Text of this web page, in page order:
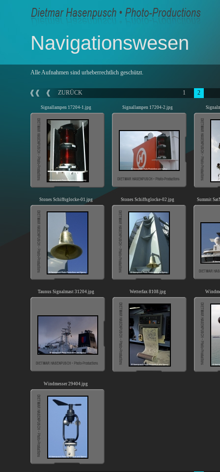
Navigationswesen
Alle Aufnahmen sind urheberrechtlich geschützt.
ZURÜCK 1 2
Signallampen 17204-1.jpg Signallampen 17204-2.jpg
Stones Schiffsglocke-01.jpg Stones Schiffsglocke-02.jpg Summit
Taunus Signalmast 31204.jpg Wetterfax 8108.jpg
Windmesser 29404.jpg